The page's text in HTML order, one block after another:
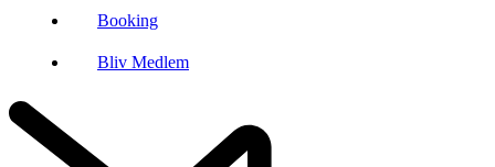
Booking
Bliv Medlem